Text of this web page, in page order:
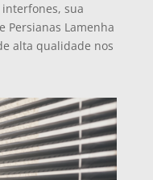
sua
Persianas Lamenha
alta qualidade nos